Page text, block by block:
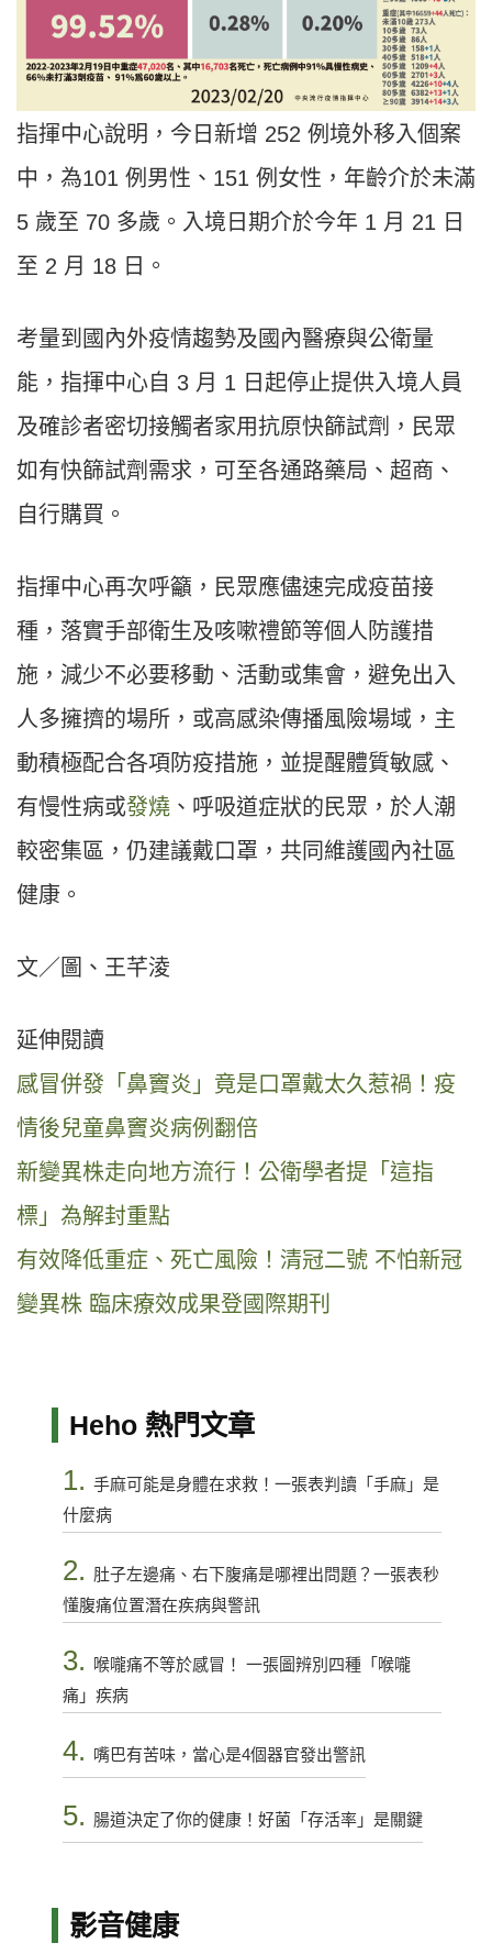
指揮中心說明，今日新增 252 例境外移入個案
中，為101 例男性、151 例女性，年齡介於未滿
5 歲至 70 多歲。入境日期介於今年 1 月 21 日
至 2 月 18 日。
考量到國內外疫情趨勢及國內醫療與公衛量
能，指揮中心自 3 月 1 日起停止提供入境人員
及確診者密切接觸者家用抗原快篩試劑，民眾
如有快篩試劑需求，可至各通路藥局、超商、
自行購買。
指揮中心再次呼籲，民眾應儘速完成疫苗接
種，落實手部衛生及咳嗽禮節等個人防護措
施，減少不必要移動、活動或集會，避免出入
人多擁擠的場所，或高感染傳播風險場域，主
動積極配合各項防疫措施，並提醒體質敏感、
有慢性病或發燒 、呼吸道症狀的民眾，於人潮
較密集區，仍建議戴口罩，共同維護國內社區
健康。
文／圖、王芊淩
延伸閱讀
感冒併發「鼻竇炎」竟是口罩戴太久惹禍！疫
情後兒童鼻竇炎病例翻倍
新變異株走向地方流行！公衛學者提「這指
標」為解封重點
有效降低重症、死亡風險！清冠二號 不怕新冠
變異株 臨床療效成果登國際期刊
Heho 熱門文章
1. 手麻可能是身體在求救！一張表判讀「手麻」是
什麼病
2. 肚子左邊痛、右下腹痛是哪裡出問題？一張表秒
懂腹痛位置潛在疾病與警訊
3.
喉嚨痛不等於感冒！ 一張圖辨別四種「喉嚨
痛」疾病
4. 嘴巴有苦味，當心是4個器官發出警訊
5. 腸道決定了你的健康！好菌「存活率」是關鍵
影音健康